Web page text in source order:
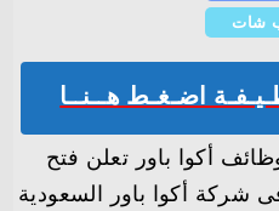
شات
اضـغـط هــنــا
أكوا باور تعلن فتح
شركة أكوا باور السعودية